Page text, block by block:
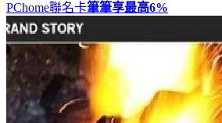
PChome聯名卡筆筆享最高6%